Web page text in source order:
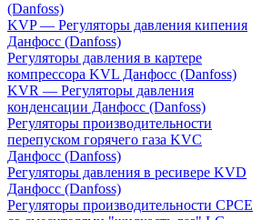
(Danfoss)
KVP — Регуляторы давления кипения
Данфосс (Danfoss)
Регуляторы давления в картере
компрессора KVL Данфосс (Danfoss)
KVR — Регуляторы давления
конденсации Данфосс (Danfoss)
Регуляторы производительности
перепуском горячего газа KVC
Данфосс (Danfoss)
Регуляторы давления в ресивере KVD
Данфосс (Danfoss)
Регуляторы производительности CPCE